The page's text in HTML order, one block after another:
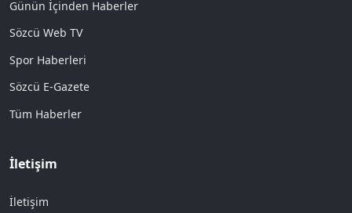
Günün İçinden Haberler
Sözcü Web TV
Spor Haberleri
Sözcü E-Gazete
Tüm Haberler
İletişim
İletişim